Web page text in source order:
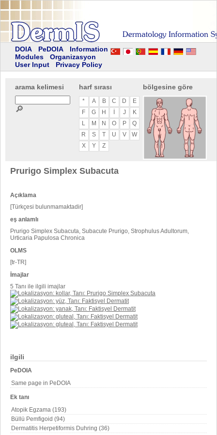
DOIA PeDOIA
Information
Modules
Organizasyon
User Input
Privacy Policy
arama kelimesi
🔎
harf sırası
* A B C D
E
F
G H J
K
L
M N O P
Q
R
S T U V
W
X
Y Z
bölgesine göre
ilgili
PeDOIA
Same page in PeDOIA
Ek tanı
Atopik Egzama (193)
Büllü Pemfigoid (94)
Dermatitis Herpetiformis Duhring (36)
Prurigo Simplex Subacuta
Açıklama
[Türkçesi bulunmamaktadir]
eş anlamlı
Prurigo Simplex Subacuta, Subacute Prurigo, Strophulus Adultorum,
Urticaria Papulosa Chronica
OLMS
[tr-TR]
İmajlar
5 Tanı ile ilgili imajlar